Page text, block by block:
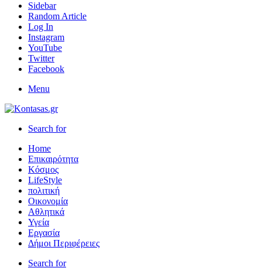
Sidebar
Random Article
Log In
Instagram
YouTube
Twitter
Facebook
Menu
Search for
Home
Επικαιρότητα
Κόσμος
LifeStyle
πολιτική
Οικονομία
Αθλητικά
Υγεία
Εργασία
Δήμοι Περιφέρειες
Search for